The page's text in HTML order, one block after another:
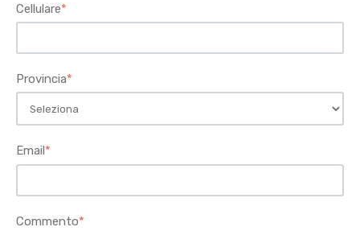
Cellulare*
Provincia*
Email*
Commento*